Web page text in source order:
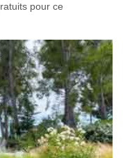
pour ce